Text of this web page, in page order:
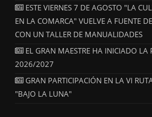
ESTE VIERNES 7 DE AGOSTO "LA
EN LA COMARCA" VUELVE A FUENTE
CON UN TALLER DE MANUALIDADES
EL GRAN MAESTRE HA INICIADO LA
2026/2027
GRAN PARTICIPACIÓN EN LA VI
"BAJO LA LUNA"